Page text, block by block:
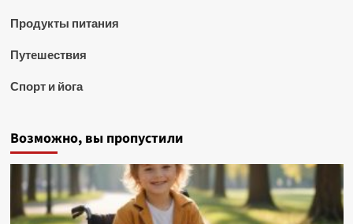
Продукты питания
Путешествия
Спорт и йога
Возможно, вы пропустили